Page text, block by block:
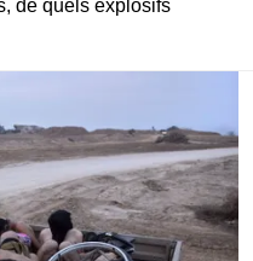
de quels explosifs